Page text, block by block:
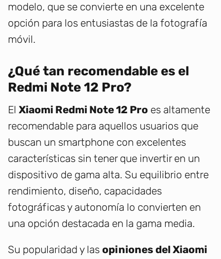
modelo, que se convierte en una excelente
opción para los entusiastas de la fotografía
móvil.
¿Qué tan recomendable es el
Redmi Note 12 Pro?
El Xiaomi Redmi Note 12 Pro es altamente
recomendable para aquellos usuarios que
buscan un smartphone con excelentes
características sin tener que invertir en un
dispositivo de gama alta. Su equilibrio entre
rendimiento, diseño, capacidades
fotográficas y autonomía lo convierten en
una opción destacada en la gama media.
Su popularidad y las opiniones del Xiaomi